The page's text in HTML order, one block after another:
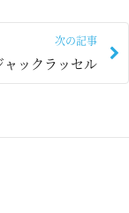
次の記事
ャックラッセル